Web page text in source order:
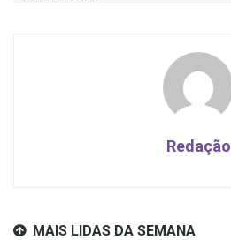
Redação
MAIS LIDAS DA SEMANA